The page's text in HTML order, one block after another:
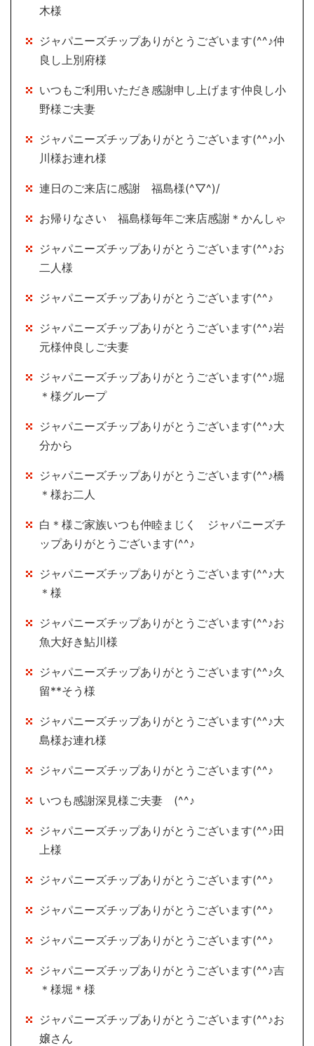
木様
ジャパニーズチップありがとうございます(^^♪仲
良し上別府様
いつもご利用いただき感謝申し上げます仲良し小
野様ご夫妻
ジャパニーズチップありがとうございます(^^♪小
川様お連れ様
連日のご来店に感謝 福島様(^▽^)/
お帰りなさい 福島様毎年ご来店感謝＊かんしゃ
ジャパニーズチップありがとうございます(^^♪お
二人様
ジャパニーズチップありがとうございます(^^♪
ジャパニーズチップありがとうございます(^^♪岩
元様仲良しご夫妻
ジャパニーズチップありがとうございます(^^♪堀
＊様グループ
ジャパニーズチップありがとうございます(^^♪大
分から
ジャパニーズチップありがとうございます(^^♪橋
＊様お二人
白＊様ご家族いつも仲睦まじく ジャパニーズチ
ップありがとうございます(^^♪
ジャパニーズチップありがとうございます(^^♪大
＊様
ジャパニーズチップありがとうございます(^^♪お
魚大好き鮎川様
ジャパニーズチップありがとうございます(^^♪久
留**そう様
ジャパニーズチップありがとうございます(^^♪大
島様お連れ様
ジャパニーズチップありがとうございます(^^♪
いつも感謝深見様ご夫妻 (^^♪
ジャパニーズチップありがとうございます(^^♪田
上様
ジャパニーズチップありがとうございます(^^♪
ジャパニーズチップありがとうございます(^^♪
ジャパニーズチップありがとうございます(^^♪
ジャパニーズチップありがとうございます(^^♪吉
＊様堀＊様
ジャパニーズチップありがとうございます(^^♪お
嬢さん